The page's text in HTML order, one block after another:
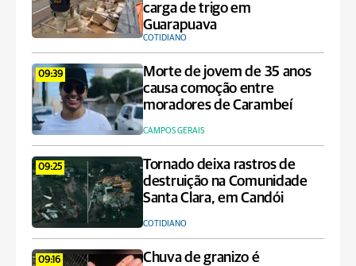
carga de trigo em
Guarapuava
COTIDIANO
09:39
Morte de jovem de 35 anos
causa comoção entre
moradores de Carambeí
CAMPOS GERAIS
09:25
Tornado deixa rastros de
destruição na Comunidade
Santa Clara, em Candói
COTIDIANO
09:16
Chuva de granizo é